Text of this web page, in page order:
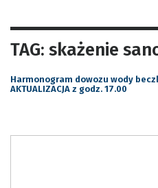
TAG: skażenie
Harmonogram dowozu wody
AKTUALIZACJA z godz. 17.00